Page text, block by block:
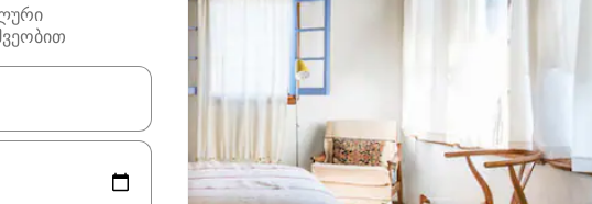
ნავიგაციისთვის გამოიყენეთ კლავიშები ზემოთ/ქვემოთ მიმართული